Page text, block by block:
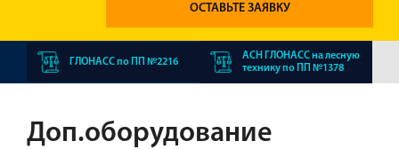
ОСТАВЬТЕ ЗАЯВКУ
ГЛОНАСС по ПП №2216
АСН ГЛОНАСС на лесную
технику по ПП №1378
Доп.оборудование